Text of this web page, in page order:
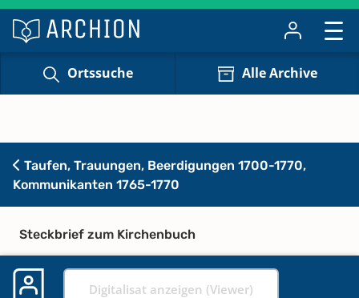
Ortssuche Alle Archive
Taufen, Trauungen, Beerdigungen 1700-1770,
Kommunikanten 1765-1770
Steckbrief zum Kirchenbuch
Digitalisat anzeigen (Viewer)